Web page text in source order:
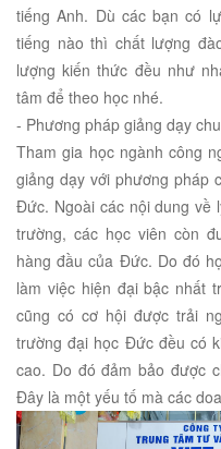
tiếng Anh. Dù các bạn có
tiếng nào thì chất lượng
lượng kiến thức đều như
tâm để theo học nhé.
- Phương pháp giảng dạy
Tham gia học ngành công
giảng dạy với phương pháp
Đức. Ngoài các nội dung về
trường, các học viên còn
hàng đầu của Đức. Do đó
làm việc hiện đại bậc nhất
cũng có cơ hội được trải
trường đại học Đức đều có
cao. Do đó đảm bảo được
Đây là một yếu tố mà các